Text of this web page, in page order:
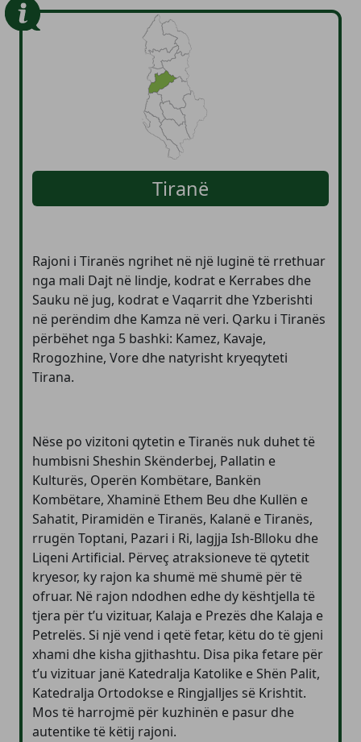
Tiranë
Rajoni i Tiranës ngrihet në një luginë të rrethuar
nga mali Dajt në lindje, kodrat e Kerrabes dhe
Sauku në jug, kodrat e Vaqarrit dhe Yzberishti
në perëndim dhe Kamza në veri. Qarku i Tiranës
përbëhet nga 5 bashki: Kamez, Kavaje,
Rrogozhine, Vore dhe natyrisht kryeqyteti
Tirana.
Nëse po vizitoni qytetin e Tiranës nuk duhet të
humbisni Sheshin Skënderbej, Pallatin e
Kulturës, Operën Kombëtare, Bankën
Kombëtare, Xhaminë Ethem Beu dhe Kullën e
Sahatit, Piramidën e Tiranës, Kalanë e Tiranës,
rrugën Toptani, Pazari i Ri, lagjja Ish-Blloku dhe
Liqeni Artificial. Përveç atraksioneve të qytetit
kryesor, ky rajon ka shumë më shumë për të
ofruar. Në rajon ndodhen edhe dy kështjella të
tjera për t’u vizituar, Kalaja e Prezës dhe Kalaja e
Petrelës. Si një vend i qetë fetar, këtu do të gjeni
xhami dhe kisha gjithashtu. Disa pika fetare për
t’u vizituar janë Katedralja Katolike e Shën Palit,
Katedralja Ortodokse e Ringjalljes së Krishtit.
Mos të harrojmë për kuzhinën e pasur dhe
autentike të këtij rajoni.